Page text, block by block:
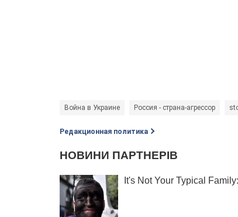
Война в Украине Россия - страна-агрессор
Редакционная политика